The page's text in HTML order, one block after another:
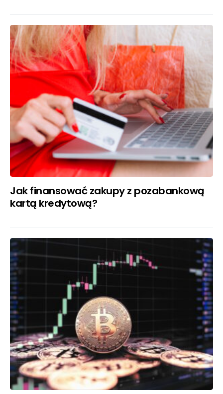
Jak finansować zakupy z pozabankową
kartą kredytową?